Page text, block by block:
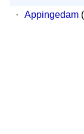
·
Appingedam